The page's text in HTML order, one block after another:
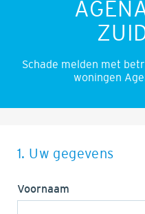
Schade melden met
woningen
1. Uw gegevens
Voornaam